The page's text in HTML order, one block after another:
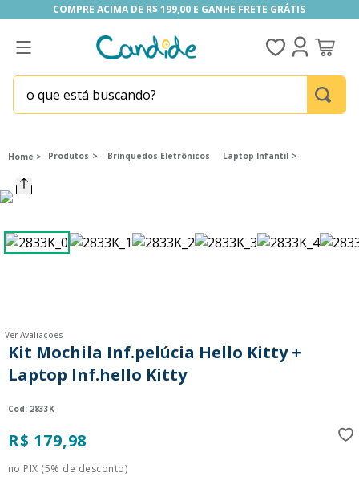
COMPRE ACIMA DE R$ 199,00 E GANHE FRETE GRÁTIS
COMPRE ACIMA DE R$ 199,00 E GANHE FRETE GRÁTIS
o que está buscando?
Produtos Brinquedos Eletrônicos Laptop Infantil
Ver Avaliações
Kit Mochila Inf.pelúcia Hello Kitty +
Laptop Inf.hello Kitty
: 2833K
R$ 179,98
no PIX (5% de desconto)
funko
8
funko pop
9º
guerreiras kpop